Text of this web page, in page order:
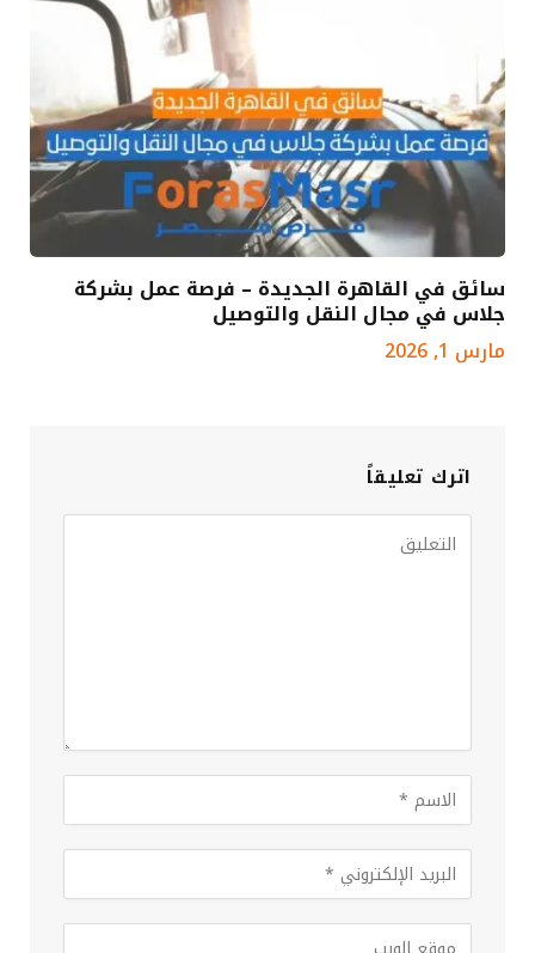
سائق في القاهرة الجديدة – فرصة عمل بشركة
جلاس في مجال النقل والتوصيل
مارس 1, 2026
اترك تعليقاً